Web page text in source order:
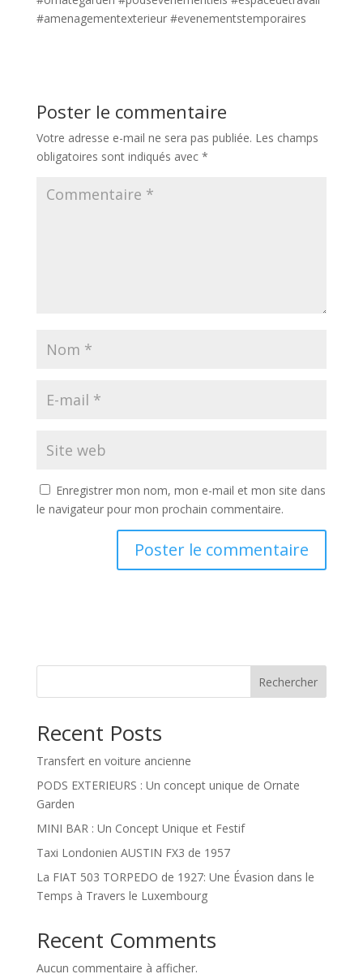
#amenagementexterieur #evenementstemporaires
Poster le commentaire
Votre adresse e-mail ne sera pas publiée. Les champs
obligatoires sont indiqués avec *
Enregistrer mon nom, mon e-mail et mon site dans
le navigateur pour mon prochain commentaire.
e
:
Rechercher
Recent Posts
Transfert en voiture ancienne
PODS EXTERIEURS : Un concept unique de Ornate
Garden
MINI BAR : Un Concept Unique et Festif
Taxi Londonien AUSTIN FX3 de 1957
La FIAT 503 TORPEDO de 1927: Une Évasion dans le
Temps à Travers le Luxembourg
Recent Comments
Aucun commentaire à afficher.